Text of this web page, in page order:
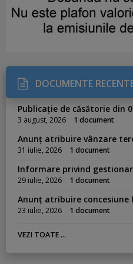
DOCUMENTE
Publicație de căsătorie din
3 august, 2026 1 document
Anunț atribuire vânzare
31 iulie, 2026 1 document
Informare privind
29 iulie, 2026 1 document
Anunț atribuire concesiune
23 iulie, 2026 1 document
VEZI TOATE ...